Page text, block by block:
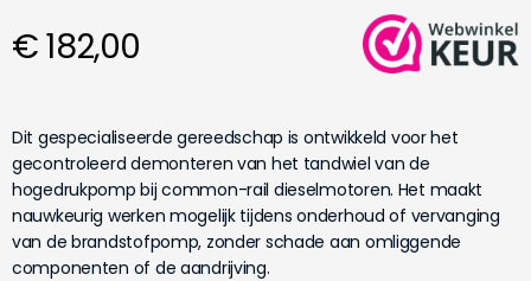
€ 182,00
Dit gespecialiseerde gereedschap is ontwikkeld voor het
gecontroleerd demonteren van het tandwiel van de
hogedrukpomp bij common-rail dieselmotoren. Het maakt
nauwkeurig werken mogelijk tijdens onderhoud of vervanging
van de brandstofpomp, zonder schade aan omliggende
componenten of de aandrijving.